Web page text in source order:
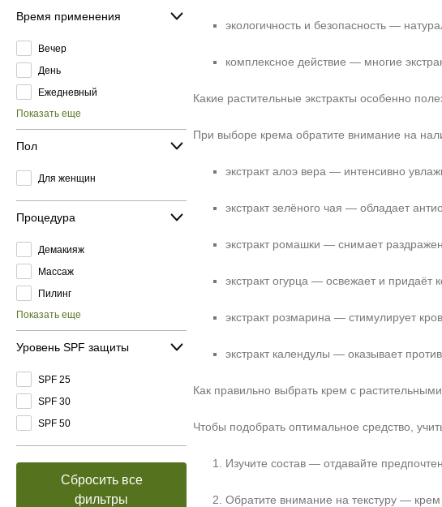
Время применения
Вечер
День
Ежедневный
Показать еще
Пол
Для женщин
Процедура
Демакияж
Массаж
Пилинг
Показать еще
Уровень SPF защиты
SPF 25
SPF 30
SPF 50
Сбросить все
фильтры
экологичность и безопасность —
комплексное действие — многие
Какие растительные экстракты особенно
При выборе крема обратите внимание на
экстракт алоэ вера — интенсивно
экстракт зелёного чая — обладает
экстракт ромашки — снимает
экстракт огурца — освежает и придаёт
экстракт розмарина — стимулирует
экстракт календулы — оказывает
Как правильно выбрать крем с
Чтобы подобрать оптимальное средство,
Изучите состав — отдавайте
Обратите внимание на текстуру — крем